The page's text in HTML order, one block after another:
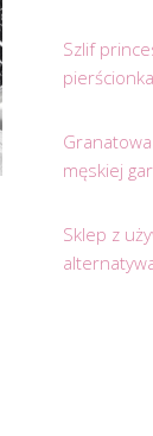
Szlif
męskiej
Sklep z